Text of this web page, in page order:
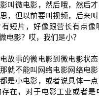
叫微电影，然后哦，然后
，但以前要叫视频，后来
短片，好像跟营长有点像
电影？哎，我们是小？
故事的微电影到微电影状
就不能叫网络电影网络电
是小电影，或者说具体一
在，对于电影工业或者是